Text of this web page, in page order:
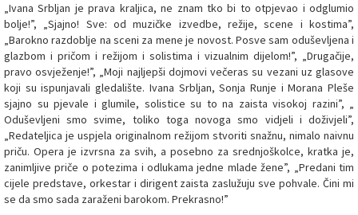
„Ivana Srbljan je prava kraljica, ne znam tko bi to otpjevao i odglumio
bolje!”, „Sjajno! Sve: od muzičke izvedbe, režije, scene i kostima”,
„Barokno razdoblje na sceni za mene je novost. Posve sam oduševljena i
glazbom i pričom i režijom i solistima i vizualnim dijelom!”, „Drugačije,
pravo osvježenje!”, „Moji najljepši dojmovi večeras su vezani uz glasove
koji su ispunjavali gledalište. Ivana Srbljan, Sonja Runje i Morana Pleše
sjajno su pjevale i glumile, solistice su to na zaista visokoj razini”, „
Oduševljeni smo svime, toliko toga novoga smo vidjeli i doživjeli”,
„Redateljica je uspjela originalnom režijom stvoriti snažnu, nimalo naivnu
priču. Opera je izvrsna za svih, a posebno za srednjoškolce, kratka je,
zanimljive priče o potezima i odlukama jedne mlade žene”, „Predani tim
cijele predstave, orkestar i dirigent zaista zaslužuju sve pohvale. Čini mi
se da smo sada zaraženi barokom. Prekrasno!”